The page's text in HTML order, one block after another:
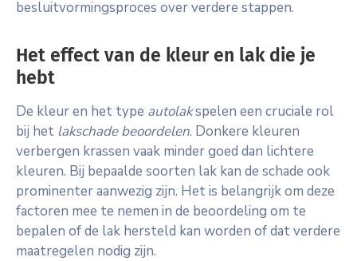
besluitvormingsproces over verdere stappen.
Het effect van de kleur en lak die je
hebt
De kleur en het type autolakspelen een cruciale rol
bij het lakschade beoordelen. Donkere kleuren
verbergen krassen vaak minder goed dan lichtere
kleuren. Bij bepaalde soorten lak kan de schade ook
prominenter aanwezig zijn. Het is belangrijk om deze
factoren mee te nemen in de beoordeling om te
bepalen of de lak hersteld kan worden of dat verdere
maatregelen nodig zijn.